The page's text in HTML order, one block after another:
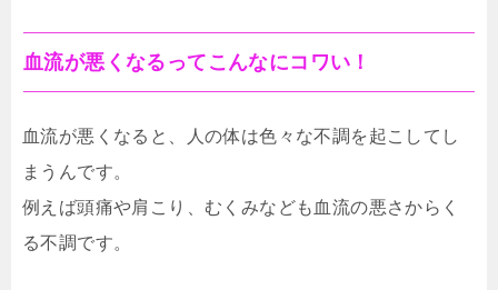
血流が悪くなるってこんなにコワい！
血流が悪くなると、人の体は色々な不調を起こしてし
まうんです。
例えば頭痛や肩こり、むくみなども血流の悪さからく
る不調です。